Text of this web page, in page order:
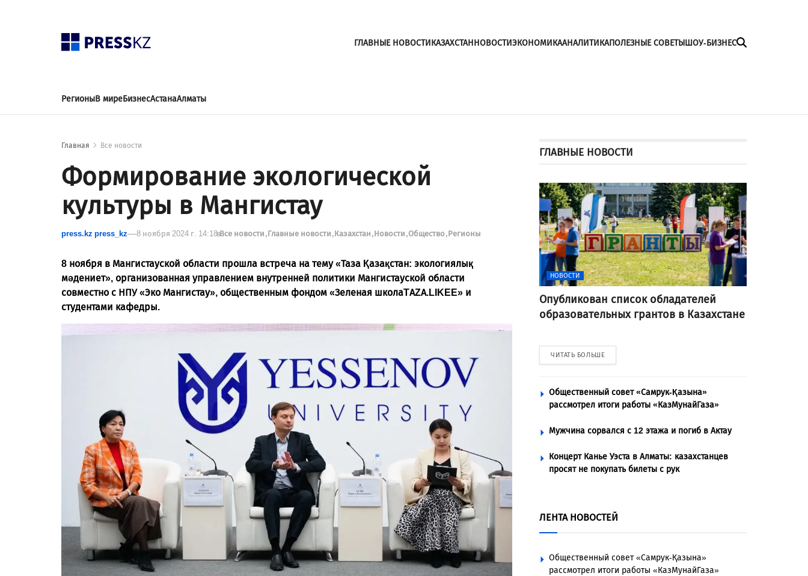
ГЛАВНЫЕ НОВОСТИКАЗАХСТАННОВОСТИЭКОНОМИКААНАЛИТИКАПОЛЕЗНЫЕ СОВЕТЫШОУ-БИЗНЕС
РегионыВ миреБизнесАстанаАлматы
Главная Все новости
Формирование экологической
культуры в Мангистау
press.kz press_kz 8 ноября 2024 г. 14:18вВсе новости Главные новости Казахстан НовостиОбщество Регионы
8 ноября в Мангистауской области прошла встреча на тему «Таза Қазақстан: экологиялық
мәдениет», организованная управлением внутренней политики Мангистауской области
совместно с НПУ «Эко Мангистау», общественным фондом «Зеленая школаTAZA.LIKEE» и
студентами кафедры.
ГЛАВНЫЕ НОВОСТИ
НОВОСТИ
Опубликован список обладателей
образовательных грантов в Казахстане
ЧИТАТЬ БОЛЬШЕ
Общественный совет «Самрук-Қазына»
рассмотрел итоги работы «КазМунайГаза»
Мужчина сорвался с 12 этажа и погиб в Актау
Концерт Канье Уэста в Алматы: казахстанцев
просят не покупать билеты с рук
ЛЕНТА НОВОСТЕЙ
Общественный совет «Самрук-Қазына»
рассмотрел итоги работы «КазМунайГаза»